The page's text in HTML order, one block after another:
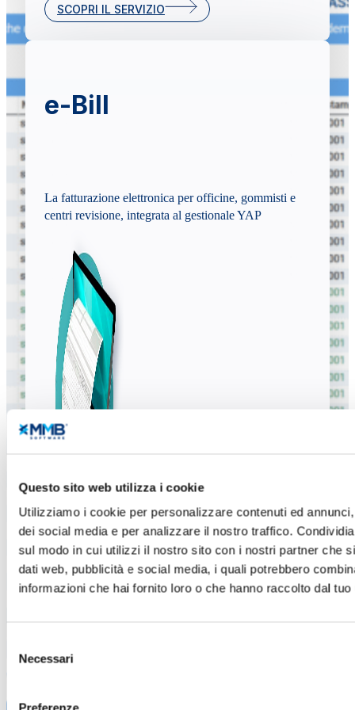
Questo sito web utilizza i cookie
Utilizziamo i cookie per personalizzare contenuti ed
dei social media e per analizzare il nostro traffico.
sul modo in cui utilizzi il nostro sito con i nostri partner che
dati web, pubblicità e social media, i quali potrebbero
informazioni che hai fornito loro o che hanno raccolto dal
delNecessari
SCOPRI IL SERVIZIO
e-Bill
La fatturazione elettronica per officine, gommisti e
centri revisione, integrata al gestionale YAP